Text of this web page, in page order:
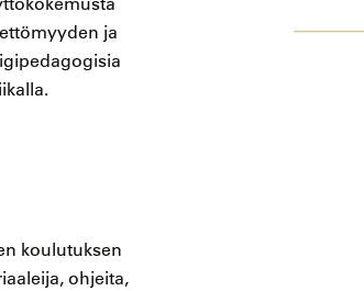
ja
koulutuksen
ohjeita,